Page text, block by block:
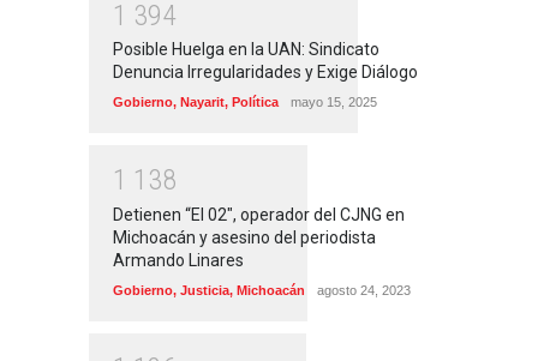
1 394
Posible Huelga en la UAN: Sindicato
Denuncia Irregularidades y Exige Diálogo
Gobierno, Nayarit, Política mayo 15, 2025
1 1 38
Detienen “El 02″, operador del CJNG en
Michoacán y asesino del periodista
Armando Linares
Gobierno, Justicia, Michoacán agosto 24, 2023